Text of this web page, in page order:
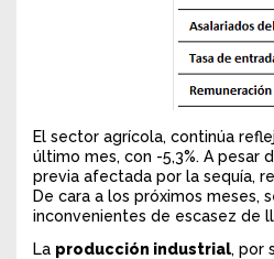
El sector agrícola, continúa
último mes, con -5,3%. A
previa afectada por la sequía,
De cara a los próximos meses,
inconvenientes de escasez de
La producción industrial, por